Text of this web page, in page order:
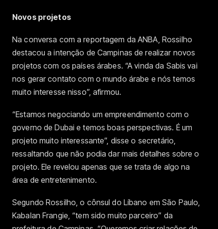
Novos projetos
Na conversa com a reportagem da ANBA, Rossilho
destacou a intenção de Campinas de realizar novos
projetos com os países árabes. “A vinda da Sabis vai
nos gerar contato com o mundo árabe e nós temos
muito interesse nisso”, afirmou.
“Estamos negociando um empreendimento com o
governo de Dubai e temos boas perspectivas. É um
projeto muito interessante”, disse o secretário,
ressaltando que não podia dar mais detalhes sobre o
projeto. Ele revelou apenas que se trata de algo na
área de entretenimento.
Segundo Rossilho, o cônsul do Líbano em São Paulo,
Kabalan Frangie, “tem sido muito parceiro” da